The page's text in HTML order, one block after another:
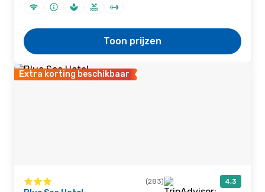
Toon prijzen
Extra korting beschikbaar
(283) 4,3